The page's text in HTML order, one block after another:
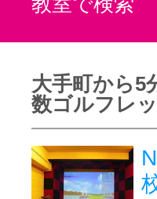
大手町から5
数ゴルフレ